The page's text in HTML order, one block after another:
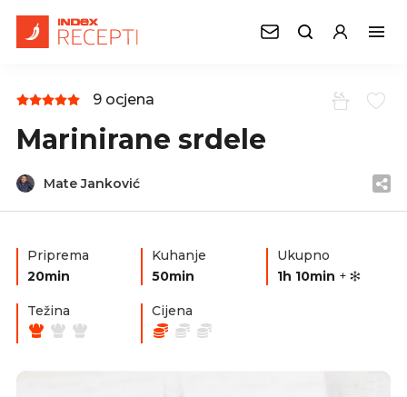
9 ocjena
Marinirane srdele
Mate Janković
Priprema
20min
Kuhanje
50min
Ukupno
1h 10min +
Težina Cijena